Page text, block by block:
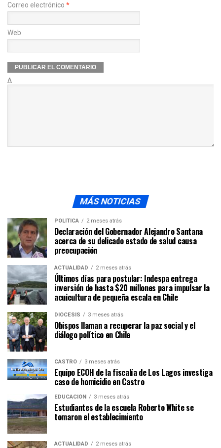
Correo electrónico *
Web
Δ
MÁS NOTICIAS
POLÍTICA 2 meses atrás
Declaración del Gobernador Alejandro Santana
acerca de su delicado estado de salud causa
preocupación
ACTUALIDAD 2 meses atrás
Últimos días para postular: Indespa entrega
inversión de hasta $20 millones para impulsar la
acuicultura de pequeña escala en Chile
DIÓCESIS 3 meses atrás
Obispos llaman a recuperar la paz social y el
diálogo político en Chile
CASTRO 3 meses atrás
Equipo ECOH de la fiscalía de Los Lagos investiga
caso de homicidio en Castro
EDUCACIÓN 3 meses atrás
Estudiantes de la escuela Roberto White se
tomaron el establecimiento
ACTUALIDAD 2 meses atrás